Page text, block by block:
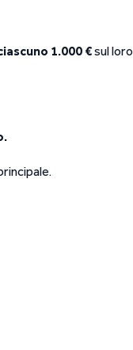
1.000 €sul loro